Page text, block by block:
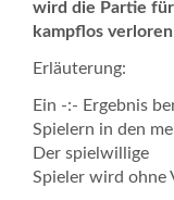
wird die Partie
kampflos
Erläuterung:
Ein -:- Ergebnis
Spielern in den
Der spielwillige
Spieler wird ohne